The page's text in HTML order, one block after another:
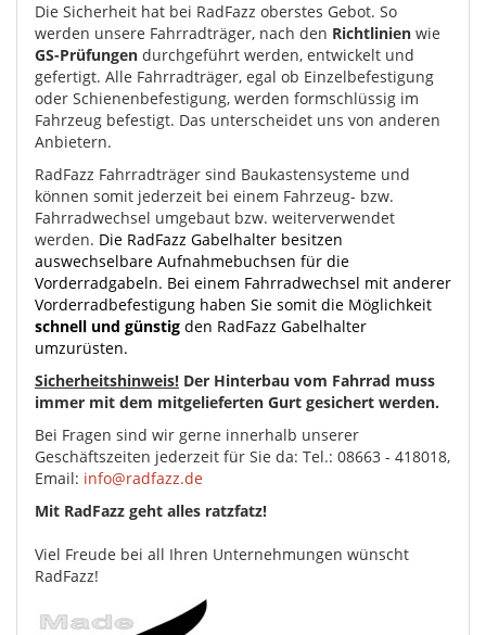
Die Sicherheit hat bei RadFazz oberstes Gebot. So
werden unsere Fahrradträger, nach den Richtlinien wie
GS-Prüfungen durchgeführt werden, entwickelt und
gefertigt. Alle Fahrradträger, egal ob Einzelbefestigung
oder Schienenbefestigung, werden formschlüssig im
Fahrzeug befestigt. Das unterscheidet uns von anderen
Anbietern.
RadFazz Fahrradträger sind Baukastensysteme und
können somit jederzeit bei einem Fahrzeug- bzw.
Fahrradwechsel umgebaut bzw. weiterverwendet
werden. Die RadFazz Gabelhalter besitzen
auswechselbare Aufnahmebuchsen für die
Vorderradgabeln. Bei einem Fahrradwechsel mit anderer
Vorderradbefestigung haben Sie somit die Möglichkeit
schnell und günstig den RadFazz Gabelhalter
umzurüsten.
Sicherheitshinweis! Der Hinterbau vom Fahrrad muss
immer mit dem mitgelieferten Gurt gesichert werden.
Bei Fragen sind wir gerne innerhalb unserer
Geschäftszeiten jederzeit für Sie da: Tel.: 08663 - 418018,
Email: info@radfazz.de
Mit RadFazz geht alles ratzfatz!
Viel Freude bei all Ihren Unternehmungen wünscht
RadFazz!